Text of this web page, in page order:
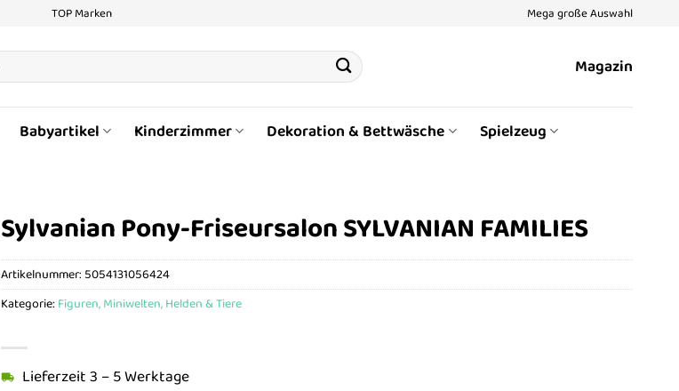
TOP Marken Mega große Auswahl
Magazin
Babyartikel Kinderzimmer Dekoration & Bettwäsche Spielzeug
Sylvanian Pony-Friseursalon SYLVANIAN FAMILIES
Lieferzeit 3 – 5 Werktage
Artikelnummer: 5054131056424
Kategorie: Figuren, Miniwelten, Helden & Tiere